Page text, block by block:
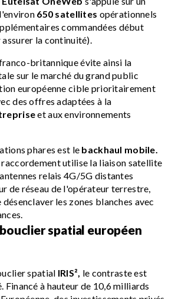
650 satellites opérationnels
commandées début
la continuité).
britannique évite ainsi la
sur le marché du grand public
européenne cible prioritairement
des offres adaptées à la
et aux environnements
phares est le backhaul mobile.
utilise la liaison satellite
relais 4G/5G distantes
de réseau de l'opérateur terrestre,
les zones blanches avec
spatial européen
spatial IRIS², le contraste est
Financé à hauteur de 10,6 milliards